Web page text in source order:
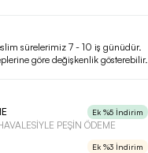
sürelerimiz 7 - 10 iş günüdür.
göre değişkenlik gösterebilir.
Ek %5 İndirim
PEŞİN ÖDEME
Ek %3 İndirim